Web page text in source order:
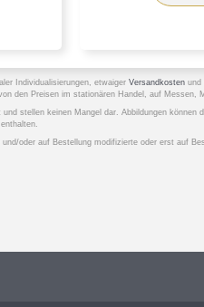
Individualisierungen, etwaigerVersandkosten und
den Preisen im stationären Handel, auf Messen,
stellen keinen Mangel dar. Abbildungen
und/oder auf Bestellung modifizierte oder erst auf